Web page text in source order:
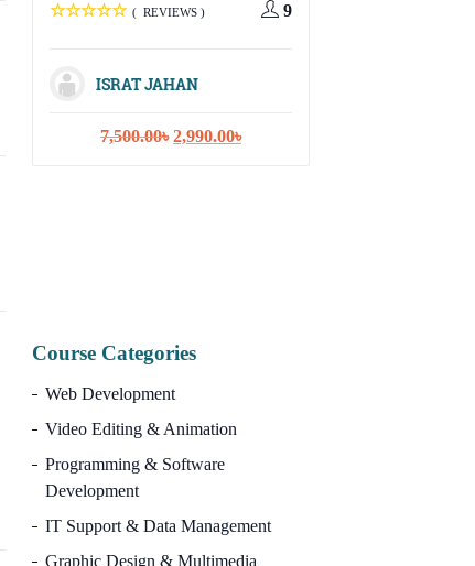
( REVIEWS ) 9
ISRAT JAHAN
7,500.00৳ Original
2,990.00৳Current
Course Categories
Web Development
Video Editing & Animation
Programming & Software
Development
IT Support & Data Management
Graphic Design & Multimedia